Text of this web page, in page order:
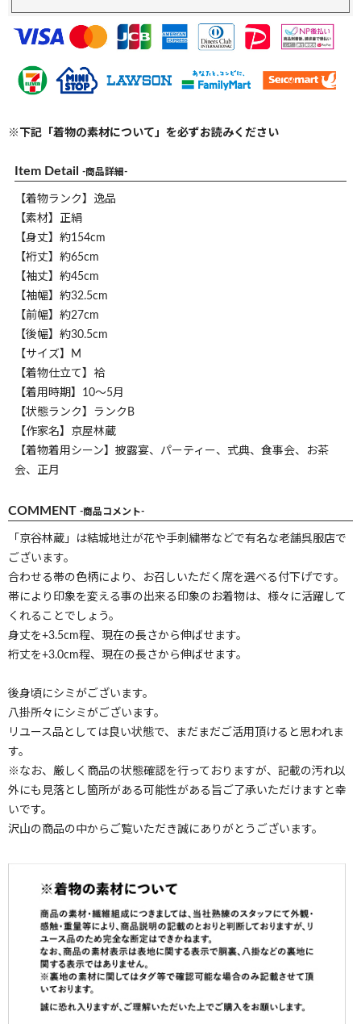
※下記「着物の素材について」を必ずお読みください
Item Detail -商品詳細-
【着物ランク】逸品
【素材】正絹
【身丈】約154cm
【裄丈】約65cm
【袖丈】約45cm
【袖幅】約32.5cm
【前幅】約27cm
【後幅】約30.5cm
【サイズ】M
【着物仕立て】袷
【着用時期】10～5月
【状態ランク】ランクB
【作家名】京屋林蔵
【着物着用シーン】披露宴、パーティー、式典、食事会、お茶
会、正月
COMMENT -商品コメント-
「京谷林蔵」は結城地辻が花や手刺繍帯などで有名な老舗呉服店で
ございます。
合わせる帯の色柄により、お召しいただく席を選べる付下げです。
帯により印象を変える事の出来る印象のお着物は、様々に活躍して
くれることでしょう。
身丈を+3.5cm程、現在の長さから伸ばせます。
裄丈を+3.0cm程、現在の長さから伸ばせます。
後身頃にシミがございます。
八掛所々にシミがございます。
リユース品としては良い状態で、まだまだご活用頂けると思われま
す。
※なお、厳しく商品の状態確認を行っておりますが、記載の汚れ以
外にも見落とし箇所がある可能性がある旨ご了承いただけますと幸
いです。
沢山の商品の中からご覧いただき誠にありがとうございます。